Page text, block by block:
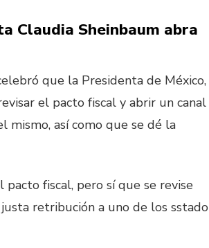
Claudia Sheinbaum abra
que la Presidenta de México,
el pacto fiscal y abrir un canal
así como que se dé la
fiscal, pero sí que se revise
retribución a uno de los sstado